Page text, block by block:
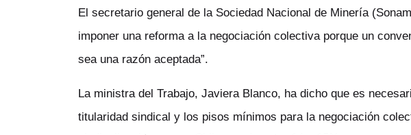
El secretario general de la Sociedad Nacional de Minería
imponer una reforma a la negociación colectiva porque un
sea una razón aceptada”.
La ministra del Trabajo, Javiera Blanco, ha dicho que es
titularidad sindical y los pisos mínimos para la negociación